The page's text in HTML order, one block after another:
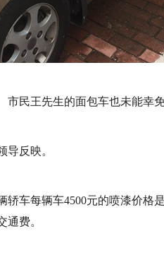
市民王先生的面包车也未能幸
导反映。
轿车每辆车4500元的喷漆价格
通费。